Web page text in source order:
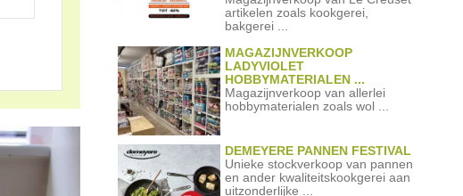
artikelen zoals kookgerei,
bakgerei ...
MAGAZIJNVERKOOP
LADYVIOLET
HOBBYMATERIALEN ...
Magazijnverkoop van allerlei
hobbymaterialen zoals wol ...
DEMEYERE PANNEN FESTIVAL
Unieke stockverkoop van pannen
en ander kwaliteitskookgerei aan
uitzonderlijke ...